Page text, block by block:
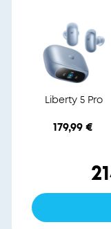
Liberty 5 Pro
179,99 €